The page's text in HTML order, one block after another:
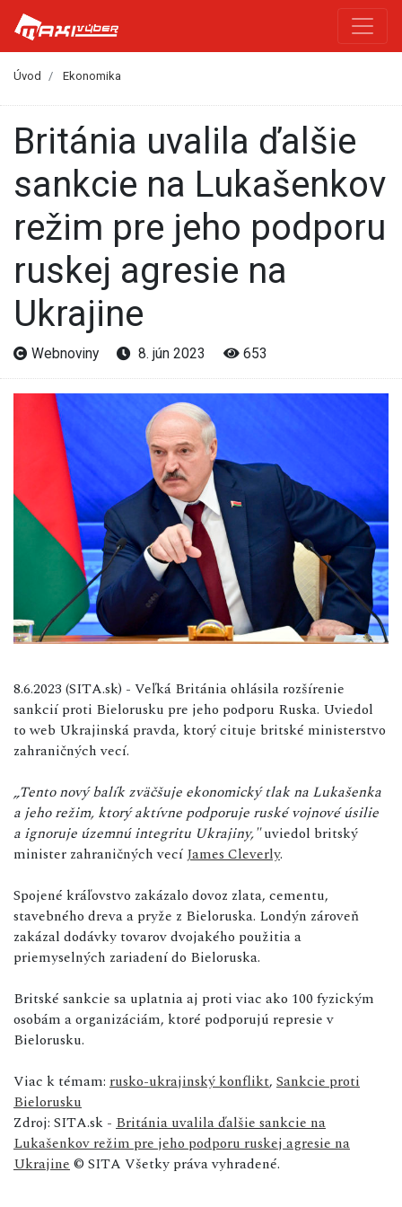
Úvod Ekonomika
Británia uvalila ďalšie
sankcie na Lukašenkov
režim pre jeho podporu
ruskej agresie na
Ukrajine
Webnoviny 8. jún 2023 653
8.6.2023 (SITA.sk) - Veľká Británia ohlásila rozšírenie
sankcií proti Bielorusku pre jeho podporu Ruska. Uviedol
to web Ukrajinská pravda, ktorý cituje britské ministerstvo
zahraničných vecí.
„Tento nový balík zväčšuje ekonomický tlak na Lukašenka
a jeho režim, ktorý aktívne podporuje ruské vojnové úsilie
a ignoruje územnú integritu Ukrajiny,"uviedol britský
minister zahraničných vecí James Cleverly.
Spojené kráľovstvo zakázalo dovoz zlata, cementu,
stavebného dreva a pryže z Bieloruska. Londýn zároveň
zakázal dodávky tovarov dvojakého použitia a
priemyselných zariadení do Bieloruska.
Britské sankcie sa uplatnia aj proti viac ako 100 fyzickým
osobám a organizáciám, ktoré podporujú represie v
Bielorusku.
Viac k témam: rusko-ukrajinský konflikt, Sankcie proti
Bielorusku
Zdroj: SITA.sk - Británia uvalila ďalšie sankcie na
Lukašenkov režim pre jeho podporu ruskej agresie na
Ukrajine © SITA Všetky práva vyhradené.